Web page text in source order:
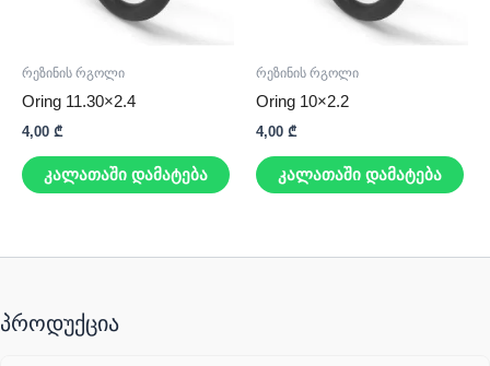
რეზინის რგოლი
Oring 11.30×2.4
4,00 ₾
კალათაში დამატება
რეზინის რგოლი
Oring 10×2.2
4,00 ₾
კალათაში დამატება
პროდუქცია